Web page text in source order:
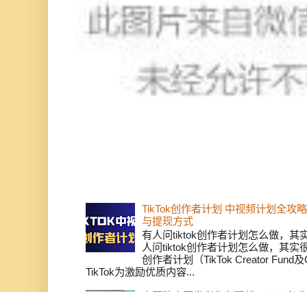
TikTok创作者计划 中视频计划全攻
与提现方式
有人问tiktok创作者计划怎么做，其
人问tiktok创作者计划怎么做，其实
创作者计划（TikTok Creator Fund
TikTok为激励优质内容...